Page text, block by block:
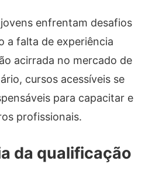
enfrentam desafios
a falta de experiência
acirrada no mercado de
cursos acessíveis se
para capacitar e
profissionais.
da qualificação